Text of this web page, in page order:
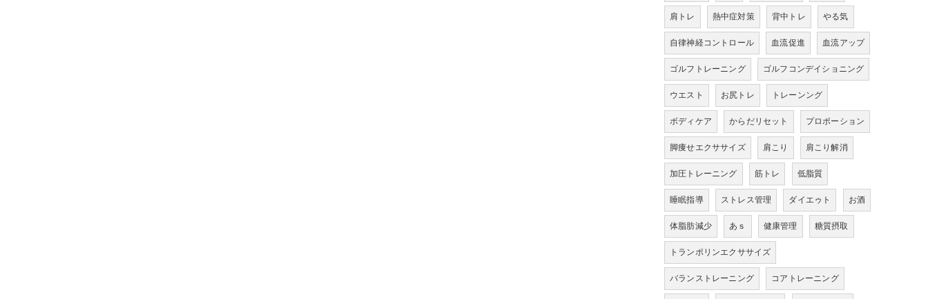
肩トレ 熱中症対策 背中トレ やる気
自律神経コントロール 血流促進 血流アップ
ゴルフトレーニング ゴルフコンデイショニング
ウエスト お尻トレ トレーンング
ボディケア からだリセット プロポーション
脚痩せエクササイズ 肩こり 肩こり解消
加圧トレーニング 筋トレ 低脂質
睡眠指導 ストレス管理 ダイエゥト お酒
体脂肪減少 あｓ 健康管理 糖質摂取
トランポリンエクササイズ
バランストレーニング コアトレーニング